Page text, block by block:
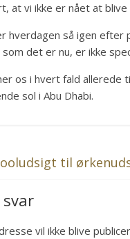
at vi ikke er nået at
hverdagen så igen efter
det er nu, er ikke
os i hvert fald allerede
sol i Abu Dhabi.
til
vil ikke blive